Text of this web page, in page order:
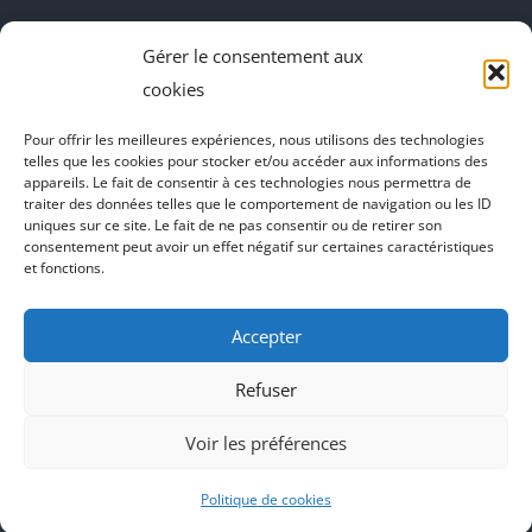
Gérer le consentement aux
cookies
Pour offrir les meilleures expériences, nous utilisons des technologies
telles que les cookies pour stocker et/ou accéder aux informations des
appareils. Le fait de consentir à ces technologies nous permettra de
traiter des données telles que le comportement de navigation ou les ID
uniques sur ce site. Le fait de ne pas consentir ou de retirer son
consentement peut avoir un effet négatif sur certaines caractéristiques
et fonctions.
Accepter
Refuser
Voir les préférences
Politique de cookies
Agence de communication Akinai
Vecteur de croissance
L'instant Ki
Il parlent de vous